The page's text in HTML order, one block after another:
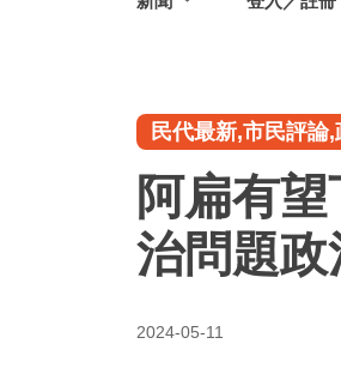
民代最新,市民評論
阿扁有
治問題政
2024-05-11